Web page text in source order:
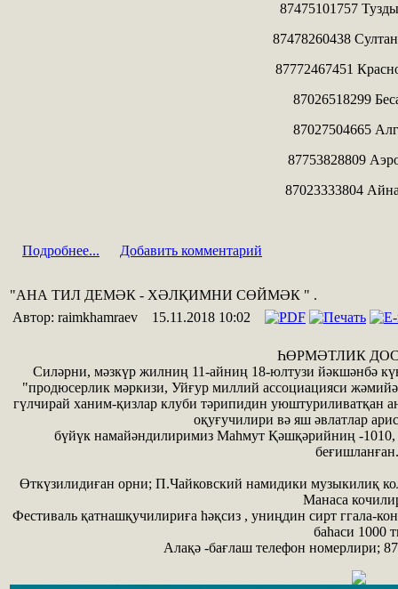
87475101757
87478260438
87772467451
87026518299
87027504665
87753828809
87023333804
Подробнее... Добавить комментарий
"АНА ТИЛ ДЕМƏК - ХƏЛҚИМНИ СӨЙМƏК " .
Автор: raimkhamraev
15.11.2018 10:02
ҺӨРМƏТЛИК
Силәрни, мəзкүр жилниң 11-айниң 18-юлтузи йəкшəнбə
"продюсерлик мəркизи, Уйғур миллий ассоциацияси
гүлчирай ханим-қизлар клуби тəрипидин уюштуриливатқан
оқуғучилири вə яш əвлатлар
бүйүк намайəндилиримиз Маһмут Қəшқəрийниң -
Өткүзилидиған орни; П.Чайковский намидики музыкилиқ
Манаса
Фестиваль қатнашқучилириға һəқсиз , униңдин сирт ггала-
баһаси 1000
Алақə -бағлаш телефон номерлири;